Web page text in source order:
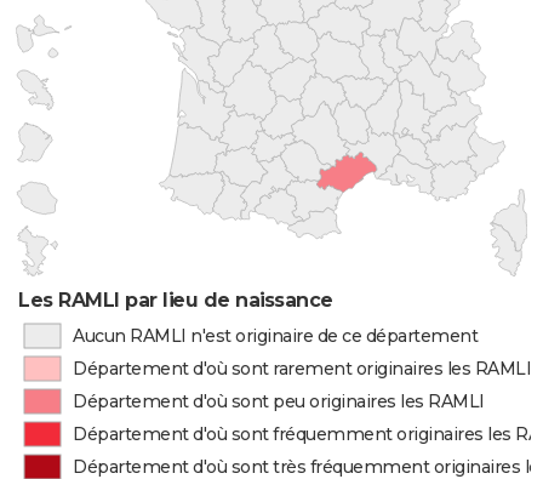
Les RAMLI par lieu de naissance
Aucun RAMLI n'est originaire de ce département
Département d'où sont rarement originaires les RAMLI
Département d'où sont peu originaires les RAMLI
Département d'où sont fréquemment originaires les
Département d'où sont très fréquemment originaires